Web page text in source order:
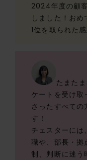
2024年度の顧
しました！おめ
1位を取られた
たまた
ケートを受け取
さったすべての
す！
チェスターには
職や、部長・拠
制、判断に迷う